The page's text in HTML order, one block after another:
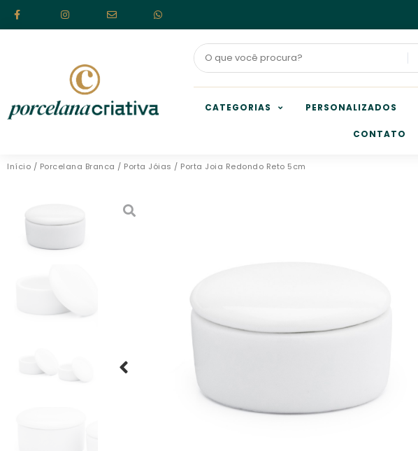
CATEGORIAS PERSONALIZADOS
CONTATO
Início / Porcelana Branca / Porta Jóias / Porta Joia Redondo Reto 5cm